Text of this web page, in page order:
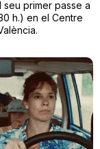
primer passe a
h.) en el Centre